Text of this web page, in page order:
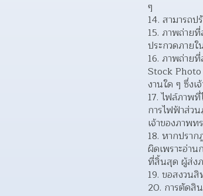
ๆ
สามารถ
ภาพถ่ายที่
ประกวดภาย
ภาพถ่ายที่
Stock
งานใด ๆ ซึ่ง
ไฟล์ภาพที่
การไฟฟ้าส่ว
เจ้าของภาพท
หากปราก
ผิดเพราะอ่า
ที่สิ้นสุด ผู้ส่ง
ขอสงวนสิ
การตัดสิ